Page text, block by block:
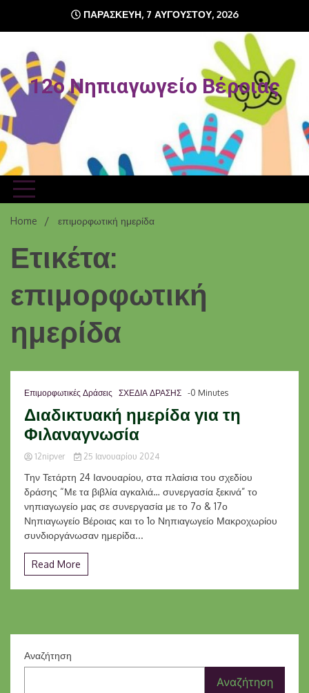
content
ΠΑΡΑΣΚΕΥΉ, 7 ΑΥΓΟΎΣΤΟΥ, 2026
12o Νηπιαγωγείο Βέροιας
Home επιμορφωτική ημερίδα
Ετικέτα:
επιμορφωτική
ημερίδα
Επιμορφωτικές Δράσεις ΣΧΕΔΙΑ ΔΡΑΣΗΣ -0 Minutes
Διαδικτυακή ημερίδα για τη
Φιλαναγνωσία
12nipver 25 Ιανουαρίου 2024
Την Τετάρτη 24 Ιανουαρίου, στα πλαίσια του σχεδίου
δράσης “Με τα βιβλία αγκαλιά… συνεργασία ξεκινά” το
νηπιαγωγείο μας σε συνεργασία με το 7ο & 17ο
Νηπιαγωγείο Βέροιας και το 1ο Νηπιαγωγείο Μακροχωρίου
συνδιοργάνωσαν ημερίδα...
Read More
Αναζήτηση
Αναζήτηση